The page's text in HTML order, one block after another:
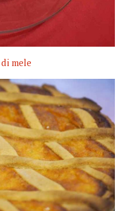
mele